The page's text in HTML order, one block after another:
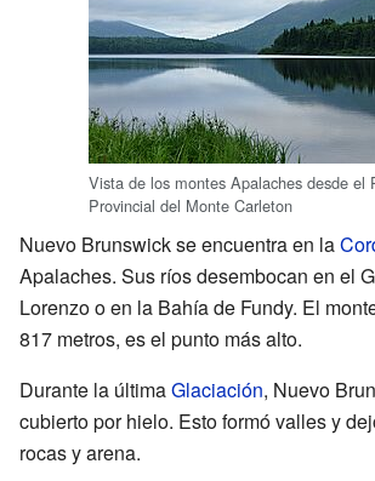
Vista de los montes Apalaches desde el
Provincial del Monte Carleton
Nuevo Brunswick se encuentra en la
Apalaches. Sus ríos desembocan en el
Lorenzo o en la Bahía de Fundy. El
817 metros, es el punto más alto.
Durante la últimaGlaciación, Nuevo
cubierto por hielo. Esto formó valles y
rocas y arena.